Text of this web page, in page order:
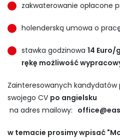
zakwaterowanie opłacone
holenderską umowa o
stawka godzinowa 14
rękę możliwość
Zainteresowanych kandydatów
swojego CV po angielsku
na adres mailowy:
w temacie prosimy wpisać